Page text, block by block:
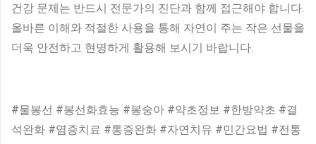
건강 문제는 반드시 전문가의 진단과 함께 접근해야 합니다.
올바른 이해와 적절한 사용을 통해 자연이 주는 작은 선물을
더욱 안전하고 현명하게 활용해 보시기 바랍니다.
#물봉선 #봉선화효능 #봉숭아 #약초정보 #한방약초 #결
석완화 #염증치료 #통증완화 #자연치유 #민간요법 #전통